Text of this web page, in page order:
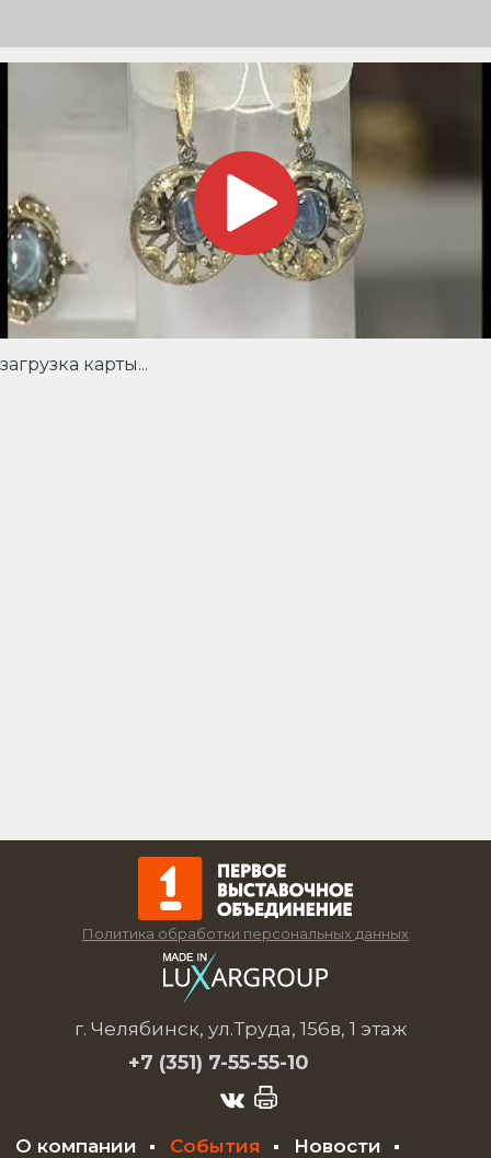
загрузка карты...
Политика обработки персональных данных
г. Челябинск, ул.Труда, 156в, 1 этаж
+7 (351) 7-55-55-10
О компании События Новости